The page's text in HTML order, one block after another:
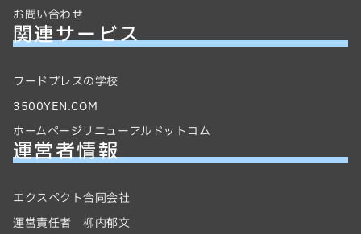
お問い合わせ
関連サービス
ワードプレスの学校
3500YEN.COM
ホームページリニューアルドットコム
運営者情報
エクスペクト合同会社
運営責任者 柳内郁文